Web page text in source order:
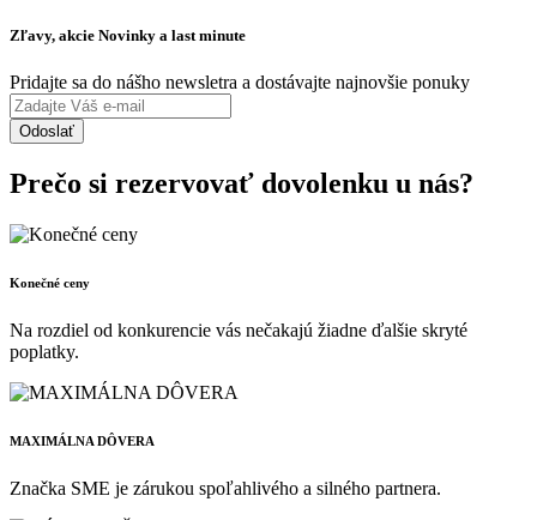
Zľavy, akcie Novinky a last minute
Pridajte sa do nášho newsletra a dostávajte najnovšie ponuky
Odoslať
Prečo si rezervovať dovolenku u nás?
Konečné ceny
Na rozdiel od konkurencie vás nečakajú žiadne ďalšie skryté
poplatky.
MAXIMÁLNA DÔVERA
Značka SME je zárukou spoľahlivého a silného partnera.